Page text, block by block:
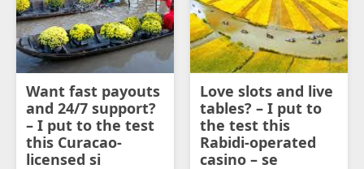
Want fast payouts
and 24/7 support?
– I put to the test
this Curacao-
licensed si
Love slots and live
tables? – I put to
the test this
Rabidi-operated
casino – se